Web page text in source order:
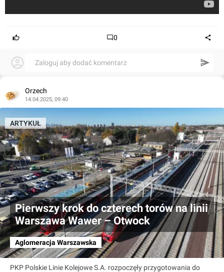
0
Zaloguj aby dodać komentarz
Orzech
14.04.2025, 09:40
Pierwszy krok do czterech torów na linii
Warszawa Wawer – Otwock
Aglomeracja Warszawska
ARTYKUŁ
PKP Polskie Linie Kolejowe S.A. rozpoczęły przygotowania do